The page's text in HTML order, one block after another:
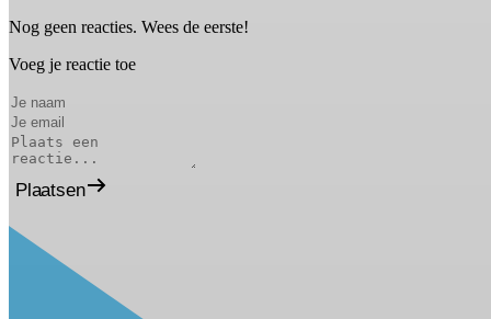
Nog geen reacties. Wees de eerste!
Voeg je reactie toe
Plaatsen